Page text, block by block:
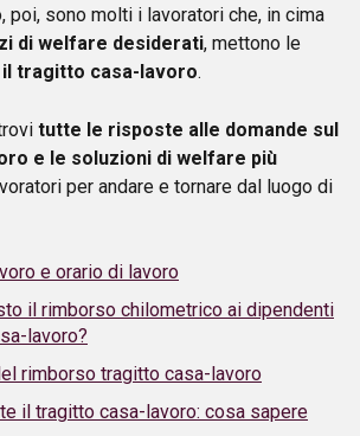
poi, sono molti i lavoratori che, in cima
di welfare desiderati, mettono le
tragitto casa-lavoro.
tutte le risposte alle domande sul
e le soluzioni di welfare più
per andare e tornare dal luogo di
e orario di lavoro
il rimborso chilometrico ai dipendenti
lavoro?
rimborso tragitto casa-lavoro
il tragitto casa-lavoro: cosa sapere